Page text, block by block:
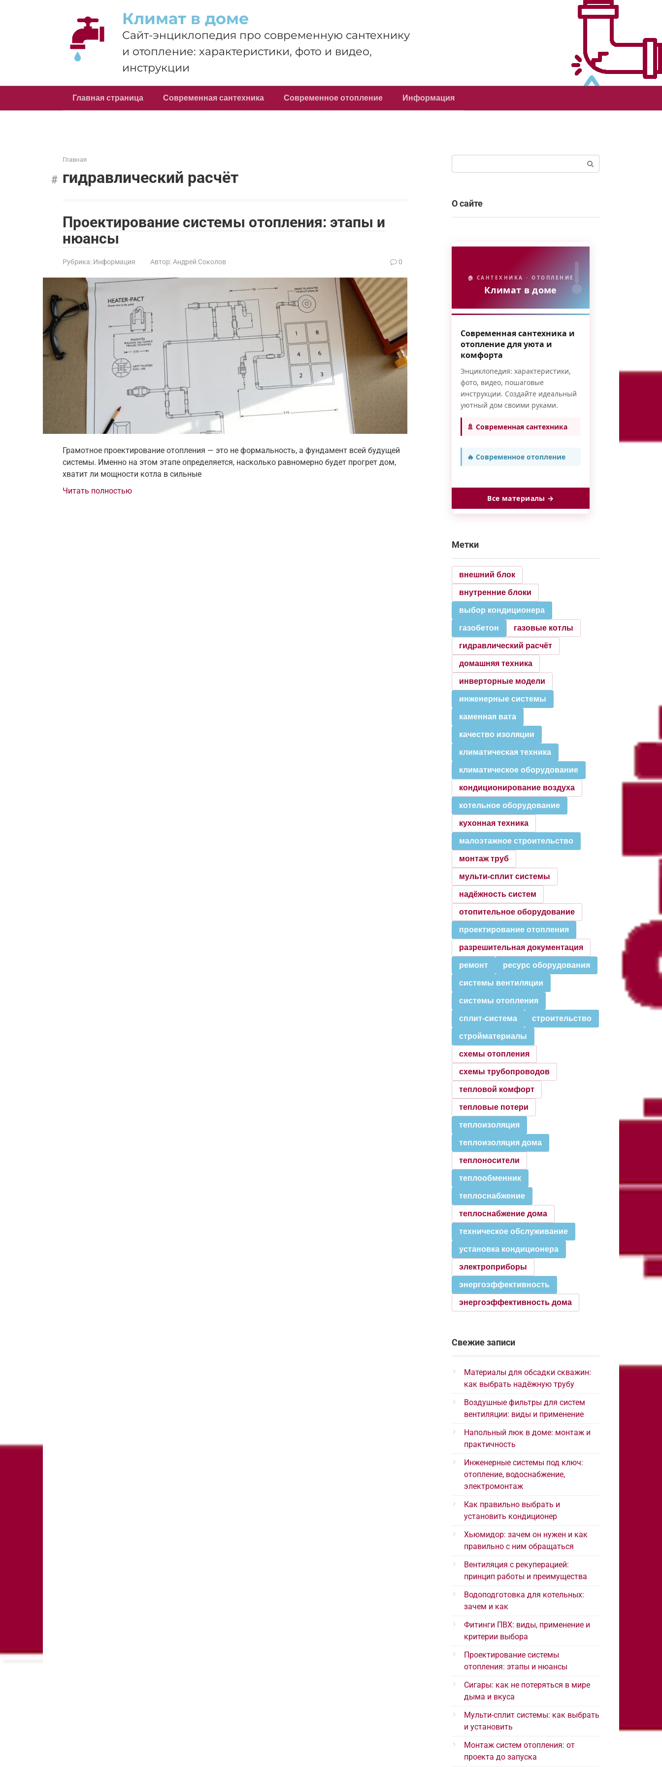
Климат в доме
Сайт-энциклопедия про современную сантехнику
и отопление: характеристики, фото и видео,
инструкции
Главная страница Современная сантехника Современное отопление Информация
Главная
гидравлический расчёт
Проектирование системы отопления: этапы и
нюансы
Рубрика: Информация Автор: Андрей Соколов 0
Грамотное проектирование отопления — это не формальность, а фундамент всей будущей
системы. Именно на этом этапе определяется, насколько равномерно будет прогрет дом,
хватит ли мощности котла в сильные
Читать полностью
О сайте
🏠 САНТЕХНИКА · ОТОПЛЕНИЕ
Климат в доме
Современная сантехника и
отопление для уюта и
комфорта
Энциклопедия: характеристики,
фото, видео, пошаговые
инструкции. Создайте идеальный
уютный дом своими руками.
🚿 Современная сантехника
🔥 Современное отопление
Все материалы →
Метки
внешний блок
внутренние блоки
выбор кондиционера
газобетон газовые котлы
гидравлический расчёт
домашняя техника
инверторные модели
инженерные системы
каменная вата
качество изоляции
климатическая техника
климатическое оборудование
кондиционирование воздуха
котельное оборудование
кухонная техника
малоэтажное строительство
монтаж труб
мульти-сплит системы
надёжность систем
отопительное оборудование
проектирование отопления
разрешительная документация
ремонт ресурс оборудования
системы вентиляции
системы отопления
сплит-система строительство
стройматериалы
схемы отопления
схемы трубопроводов
тепловой комфорт
тепловые потери
теплоизоляция
теплоизоляция дома
теплоносители
теплообменник
теплоснабжение
теплоснабжение дома
техническое обслуживание
установка кондиционера
электроприборы
энергоэффективность
энергоэффективность дома
Свежие записи
Материалы для обсадки скважин:
как выбрать надёжную трубу
Воздушные фильтры для систем
вентиляции: виды и применение
Напольный люк в доме: монтаж и
практичность
Инженерные системы под ключ:
отопление, водоснабжение,
электромонтаж
Как правильно выбрать и
установить кондиционер
Хьюмидор: зачем он нужен и как
правильно с ним обращаться
Вентиляция с рекуперацией:
принцип работы и преимущества
Водоподготовка для котельных:
зачем и как
Фитинги ПВХ: виды, применение и
критерии выбора
Проектирование системы
отопления: этапы и нюансы
Сигары: как не потеряться в мире
дыма и вкуса
Мульти-сплит системы: как выбрать
и установить
Монтаж систем отопления: от
проекта до запуска